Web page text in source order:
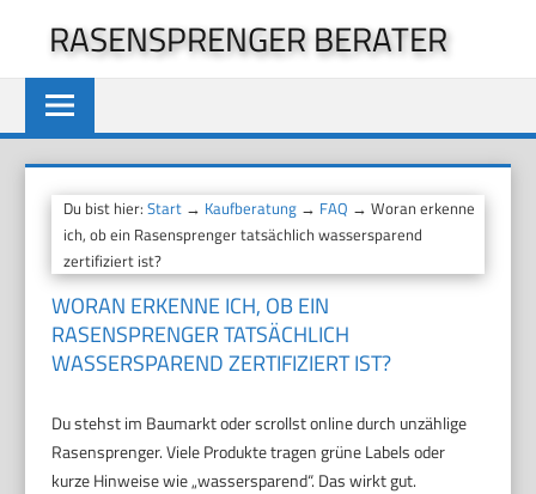
springen
RASENSPRENGER BERATER
Du bist hier:Start → Kaufberatung → FAQ → Woran erkenne
ich, ob ein Rasensprenger tatsächlich wassersparend
zertifiziert ist?
WORAN ERKENNE ICH, OB EIN
RASENSPRENGER TATSÄCHLICH
WASSERSPAREND ZERTIFIZIERT IST?
Du stehst im Baumarkt oder scrollst online durch unzählige
Rasensprenger. Viele Produkte tragen grüne Labels oder
kurze Hinweise wie „wassersparend“. Das wirkt gut.